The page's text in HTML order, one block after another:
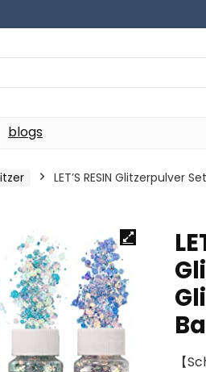
blogs
LET’S RESIN Glitzerpulver
【